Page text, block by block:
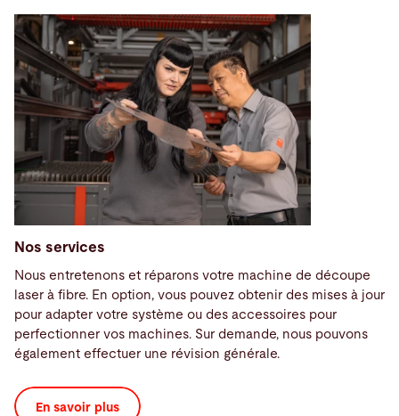
Nos services
Nous entretenons et réparons votre machine de découpe
laser à fibre. En option, vous pouvez obtenir des mises à jour
pour adapter votre système ou des accessoires pour
perfectionner vos machines. Sur demande, nous pouvons
également effectuer une révision générale.
En savoir plus